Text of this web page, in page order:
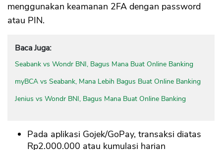
menggunakan keamanan 2FA dengan password
atau PIN.
Baca Juga:
Seabank vs Wondr BNI, Bagus Mana Buat Online Banking
myBCA vs Seabank, Mana Lebih Bagus Buat Online Banking
Jenius vs Wondr BNI, Bagus Mana Buat Online Banking
Pada aplikasi Gojek/GoPay, transaksi diatas
Rp2.000.000 atau kumulasi harian